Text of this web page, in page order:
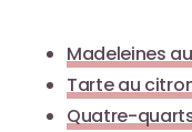
Madeleines
Tarte au
Quatre-